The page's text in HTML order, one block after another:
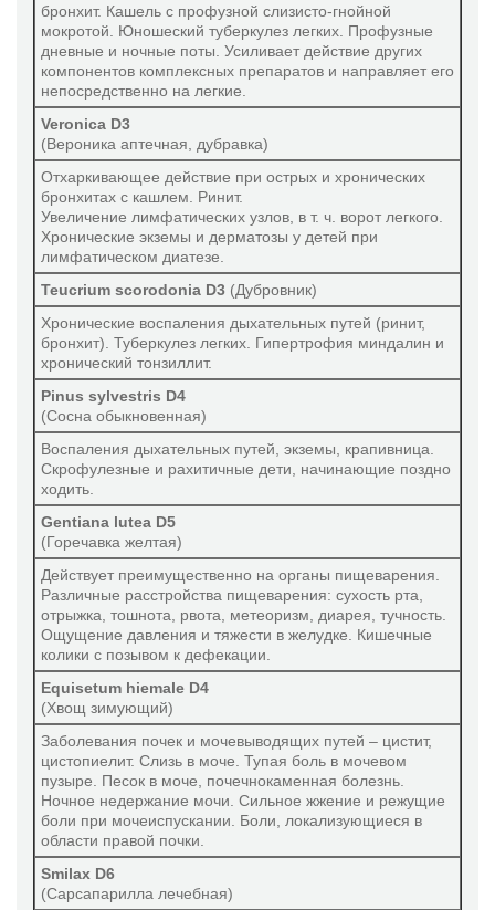
бронхит. Кашель с профузной слизисто-гнойной
мокротой. Юношеский туберкулез легких. Профузные
дневные и ночные поты. Усиливает действие других
компонентов комплексных препаратов и направляет его
непосредственно на легкие.
Veronica D3
(Вероника аптечная, дубравка)
Отхаркивающее действие при острых и хронических
бронхитах с кашлем. Ринит.
Увеличение лимфатических узлов, в т. ч. ворот легкого.
Хронические экземы и дерматозы у детей при
лимфатическом диатезе.
Teucrium scorodonia D3 (Дубровник)
Хронические воспаления дыхательных путей (ринит,
бронхит). Туберкулез легких. Гипертрофия миндалин и
хронический тонзиллит.
Pinus sylvestris D4
(Сосна обыкновенная)
Воспаления дыхательных путей, экземы, крапивница.
Скрофулезные и рахитичные дети, начинающие поздно
ходить.
Gentiana lutea D5
(Горечавка желтая)
Действует преимущественно на органы пищеварения.
Различные расстройства пищеварения: сухость рта,
отрыжка, тошнота, рвота, метеоризм, диарея, тучность.
Ощущение давления и тяжести в желудке. Кишечные
колики с позывом к дефекации.
Equisetum hiemale D4
(Хвощ зимующий)
Заболевания почек и мочевыводящих путей – цистит,
цистопиелит. Слизь в моче. Тупая боль в мочевом
пузыре. Песок в моче, почечнокаменная болезнь.
Ночное недержание мочи. Сильное жжение и режущие
боли при мочеиспускании. Боли, локализующиеся в
области правой почки.
Smilax D6
(Сарсапарилла лечебная)